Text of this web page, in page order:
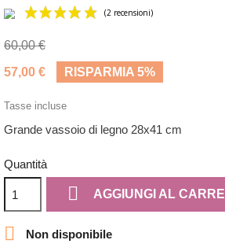
(2 recensioni)
60,00 €
57,00 €
RISPARMIA 5%
Tasse incluse
Grande vassoio di legno 28x41 cm
Quantità
 AGGIUNGI AL
 Non disponibile